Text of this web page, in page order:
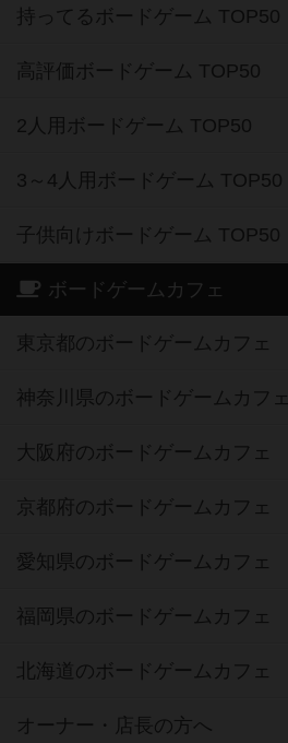
持ってるボードゲーム TOP50
高評価ボードゲーム TOP50
2人用ボードゲーム TOP50
3～4人用ボードゲーム TOP50
子供向けボードゲーム TOP50
ボードゲームカフェ
東京都のボードゲームカフェ
神奈川県のボードゲームカフェ
大阪府のボードゲームカフェ
京都府のボードゲームカフェ
愛知県のボードゲームカフェ
福岡県のボードゲームカフェ
北海道のボードゲームカフェ
オーナー・店長の方へ